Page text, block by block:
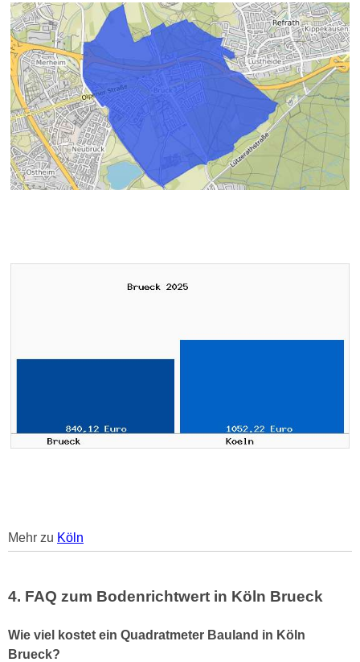
Mehr zu Köln
4. FAQ zum Bodenrichtwert in Köln Brueck
Wie viel kostet ein Quadratmeter Bauland in Köln
Brueck?